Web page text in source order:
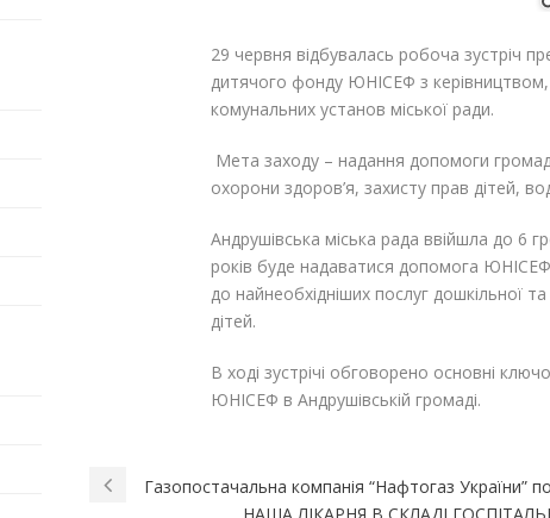
29 червня відбувалась робоча зустріч
дитячого фонду ЮНІСЕФ з керівництвом,
комунальних установ міської ради.
Мета заходу – надання допомоги громаді
охорони здоров’я, захисту прав дітей,
Андрушівська міська рада ввійшла до 6
років буде надаватися допомога ЮНІСЕФ
до найнеобхідніших послуг дошкільної
дітей.
В ході зустрічі обговорено основні
ЮНІСЕФ в Андрушівській громаді.
Газопостачальна компанія “Нафтогаз України”